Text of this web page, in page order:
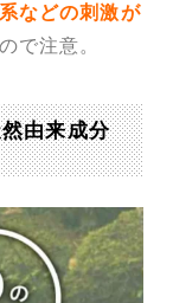
などの刺激が
ので注意。
由来成分